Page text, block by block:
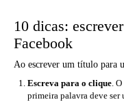
10 dicas:
Facebook
Ao escrever um título para
Escreva para o clique.
primeira palavra deve